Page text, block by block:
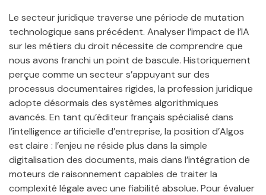
Le secteur juridique traverse une période de mutation
technologique sans précédent. Analyser l’impact de l’IA
sur les métiers du droit nécessite de comprendre que
nous avons franchi un point de bascule. Historiquement
perçue comme un secteur s’appuyant sur des
processus documentaires rigides, la profession juridique
adopte désormais des systèmes algorithmiques
avancés. En tant qu’éditeur français spécialisé dans
l’intelligence artificielle d’entreprise, la position d’Algos
est claire : l’enjeu ne réside plus dans la simple
digitalisation des documents, mais dans l’intégration de
moteurs de raisonnement capables de traiter la
complexité légale avec une fiabilité absolue. Pour évaluer